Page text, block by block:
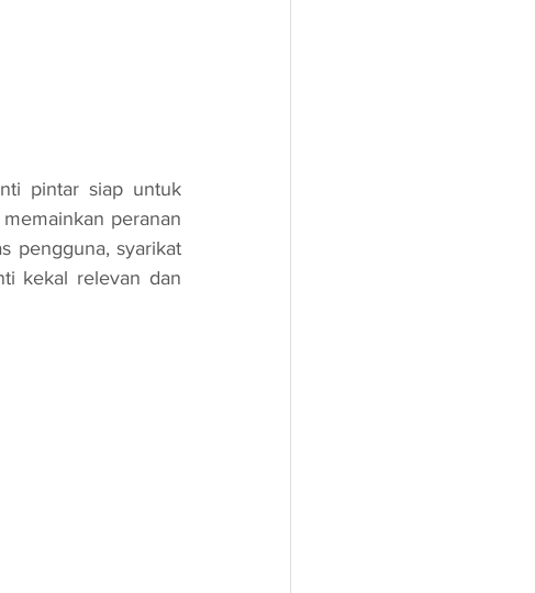
peranan
pengguna, syarikat
kekal relevan dan